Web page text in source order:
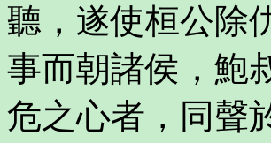
聽，遂使桓公除
事而朝諸侯，鮑
危之心者，同聲